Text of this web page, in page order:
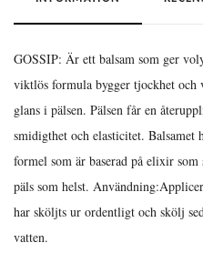
GOSSIP: Är ett balsam som ger
viktlös formula bygger tjockhet
glans i pälsen. Pälsen får en
smidigthet och elasticitet. Balsamet
formel som är baserad på elixir
päls som helst.
har sköljts ur ordentligt och skölj
vatten.